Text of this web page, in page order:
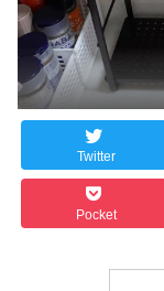
Twitter
Pocket